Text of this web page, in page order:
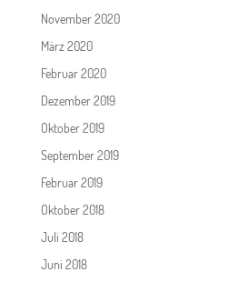
November 2020
März 2020
Februar 2020
Dezember 2019
Oktober 2019
September 2019
Februar 2019
Oktober 2018
Juli 2018
Juni 2018